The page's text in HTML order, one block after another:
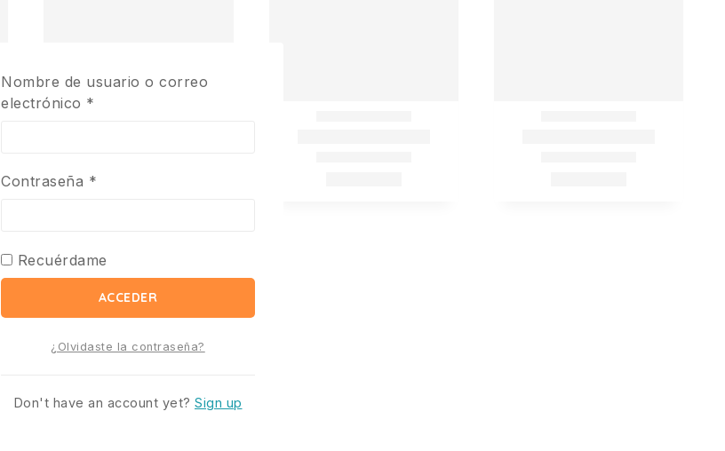
Nombre de usuario o correo
electrónico *
Contraseña *
Recuérdame
ACCEDER
¿Olvidaste la contraseña?
Don't have an account yet? Sign up